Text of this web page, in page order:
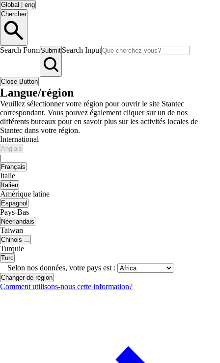
Global
eng
Chercher
Search FormSubmit Search Input
Close Button
Langue/région
Veuillez sélectionner votre région pour ouvrir le site Stantec
correspondant. Vous pouvez également cliquer sur un de nos
différents bureaux pour en savoir plus sur les activités locales de
Stantec dans votre région.
International
Anglais
|
Français
Italie
Italien
Amérique latine
Espagnol
Pays-Bas
Néerlandais
Taiwan
Chinois ...
Turquie
Turc
Selon nos données, votre pays est :
Changer de région
Comment utilisons-nous cette information?